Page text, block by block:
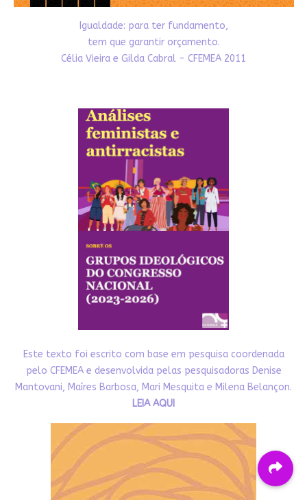
Igualdade: para ter fundamento,
tem que garantir orçamento.
Célia Vieira e Gilda Cabral - CFEMEA 2011
Este texto foi escrito com base em pesquisa coordenada
pelo CFEMEA e desenvolvida pelas pesquisadoras Denise
Mantovani, Maíres Barbosa, Mari Mesquita e Milena Belançon.
LEIA AQUI